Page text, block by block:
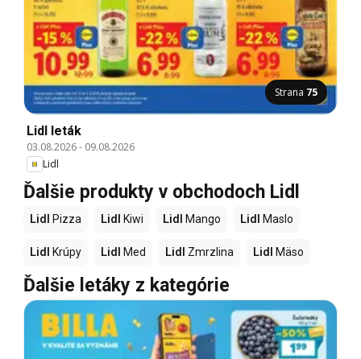
Strana 75
Lidl leták
03.08.2026- 09.08.2026
Lidl
Ďalšie produkty v obchodoch Lidl
Lidl Pizza Lidl Kiwi Lidl Mango Lidl Maslo
Lidl Krúpy Lidl Med Lidl Zmrzlina Lidl Mäso
Ďalšie letáky z kategórie